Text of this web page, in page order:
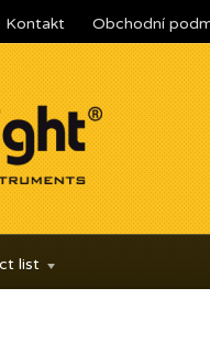
Kontakt Obchodní
list